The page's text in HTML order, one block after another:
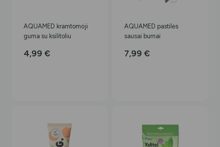
AQUAMED kramtomoji
guma su ksilitoliu
4,99€
AQUAMED pastilės
sausai burnai
7,99 €